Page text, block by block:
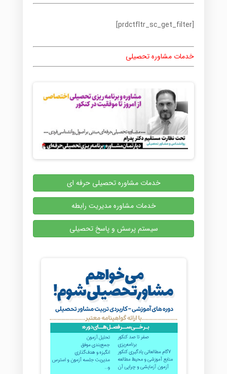
[prdctfltr_sc_get_filter]
خدمات مشاوره تحصیلی
خدمات مشاوره تحصیلی حرفه ای
خدمات مشاوره مدیریت رابطه
سیستم پرسش و پاسخ تحصیلی